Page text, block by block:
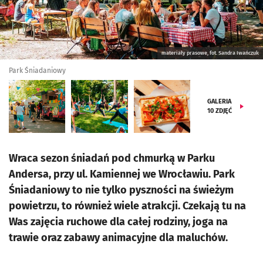
materiały prasowe, fot. Sandra Iwańczuk
Park Śniadaniowy
GALERIA
10 ZDJĘĆ
Wraca sezon śniadań pod chmurką w Parku
Andersa, przy ul. Kamiennej we Wrocławiu. Park
Śniadaniowy to nie tylko pyszności na świeżym
powietrzu, to również wiele atrakcji. Czekają tu na
Was zajęcia ruchowe dla całej rodziny, joga na
trawie oraz zabawy animacyjne dla maluchów.